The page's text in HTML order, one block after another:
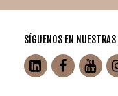
SÍGUENOS EN NUESTRAS